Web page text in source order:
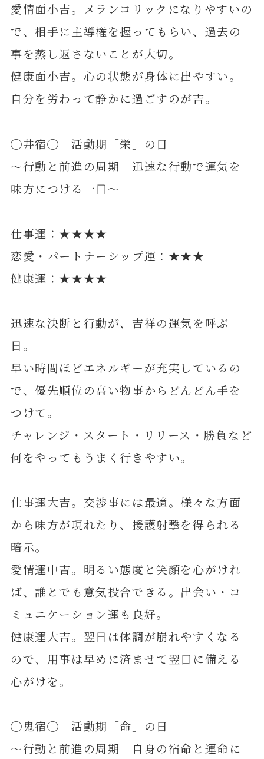
愛情面小吉。メランコリックになりやすいの
で、相手に主導権を握ってもらい、過去の
事を蒸し返さないことが大切。
健康面小吉。心の状態が身体に出やすい。
自分を労わって静かに過ごすのが吉。
◯井宿◯ 活動期「栄」の日
～行動と前進の周期 迅速な行動で運気を
味方につける一日～
仕事運：★★★★
恋愛・パートナーシップ運：★★★
健康運：★★★★
迅速な決断と行動が、吉祥の運気を呼ぶ
日。
早い時間ほどエネルギーが充実しているの
で、優先順位の高い物事からどんどん手を
つけて。
チャレンジ・スタート・リリース・勝負など
何をやってもうまく行きやすい。
仕事運大吉。交渉事には最適。様々な方面
から味方が現れたり、援護射撃を得られる
暗示。
愛情運中吉。明るい態度と笑顔を心がけれ
ば、誰とでも意気投合できる。出会い・コ
ミュニケーション運も良好。
健康運大吉。翌日は体調が崩れやすくなる
ので、用事は早めに済ませて翌日に備える
心がけを。
◯鬼宿◯ 活動期「命」の日
～行動と前進の周期 自身の宿命と運命に